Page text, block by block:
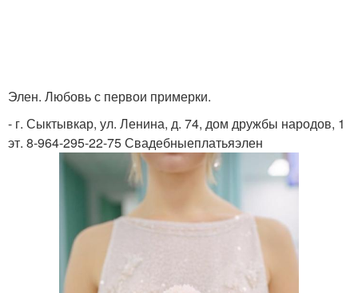
Элен. Любовь с первои примерки.
- г. Сыктывкар, ул. Ленина, д. 74, дом дружбы народов, 1
эт. 8-964-295-22-75 Свадебныеплатьяэлен